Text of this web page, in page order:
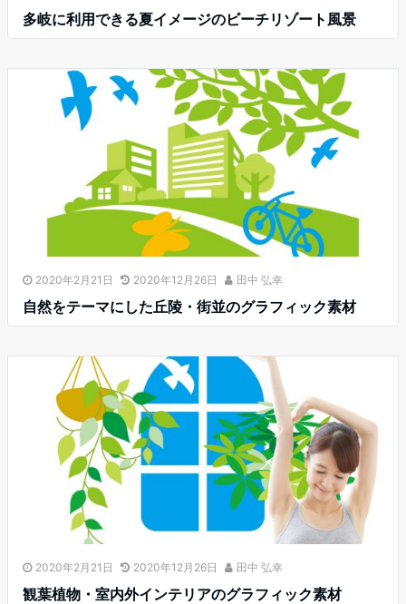
多岐に利用できる夏イメージのビーチリゾート風景
2020年2月21日 2020年12月26日 田中 弘幸
自然をテーマにした丘陵・街並のグラフィック素材
2020年2月21日 2020年12月26日 田中 弘幸
観葉植物・室内外インテリアのグラフィック素材